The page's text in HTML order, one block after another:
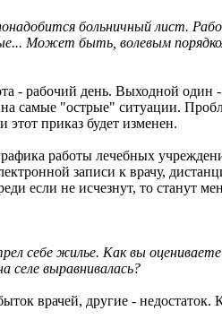
больничный лист.
Может быть, волевым
- рабочий день. Выходной один
самые "острые" ситуации.
приказ будет изменен.
работы лечебных
записи к врачу,
если не исчезнут, то станут
себе жилье. Как вы
селе выравнивалась?
врачей, другие -